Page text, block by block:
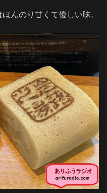
んのり甘くて優しい味。